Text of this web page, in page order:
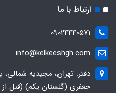
ارتباط با ما
09024440571
info@kelkeeshgh.com
دفتر: تهران، مجیدیه شمالی،
جعفری (گلستان یکم) (قبل